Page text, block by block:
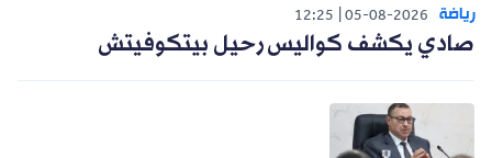
رياضة 05-08-2026
12:25
صادي يكشف كواليس رحيل بيتكوفيتش